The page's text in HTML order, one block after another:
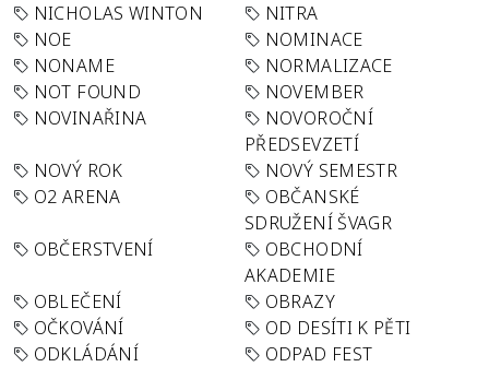
NICHOLAS WINTON
NITRA
NOE
NOMINACE
NONAME
NORMALIZACE
NOT FOUND
NOVEMBER
NOVINAŘINA
NOVOROČNÍ
PŘEDSEVZETÍ
NOVÝ ROK
NOVÝ SEMESTR
O2 ARENA
OBČANSKÉ
SDRUŽENÍ ŠVAGR
OBČERSTVENÍ
OBCHODNÍ
AKADEMIE
OBLEČENÍ
OBRAZY
OČKOVÁNÍ
OD DESÍTI K PĚTI
ODKLÁDÁNÍ
ODPAD FEST